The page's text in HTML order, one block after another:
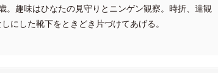
趣味はひなたの見守りとニンゲン観察。時折、達観
にした靴下をときどき片づけてあげる。